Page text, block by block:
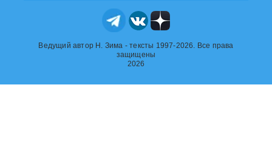
Ведущий автор Н. Зима - тексты 1997-2026. Все права
защищены
2026